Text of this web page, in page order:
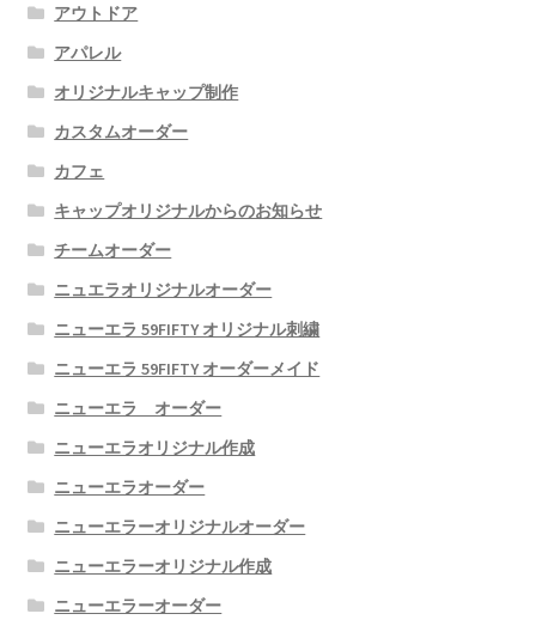
アウトドア
アパレル
オリジナルキャップ制作
カスタムオーダー
カフェ
キャップオリジナルからのお知らせ
チームオーダー
ニュエラオリジナルオーダー
ニューエラ 59FIFTY オリジナル刺繍
ニューエラ 59FIFTY オーダーメイド
ニューエラ オーダー
ニューエラオリジナル作成
ニューエラオーダー
ニューエラーオリジナルオーダー
ニューエラーオリジナル作成
ニューエラーオーダー